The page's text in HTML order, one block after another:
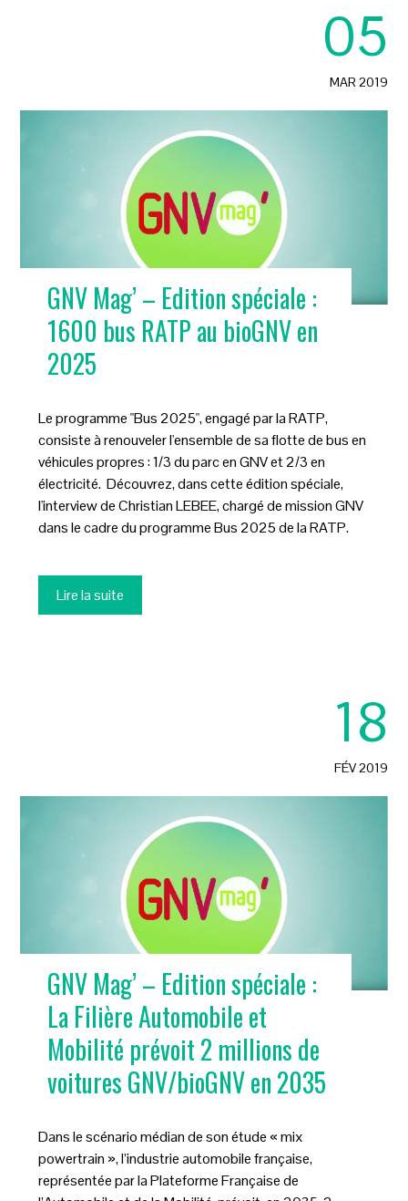
05
MAR 2019
GNV Mag’ – Edition spéciale :
1600 bus RATP au bioGNV en
2025
Le programme "Bus 2025", engagé par la RATP,
consiste à renouveler l'ensemble de sa flotte de bus en
véhicules propres : 1/3 du parc en GNV et 2/3 en
électricité. Découvrez, dans cette édition spéciale,
l'interview de Christian LEBEE, chargé de mission GNV
dans le cadre du programme Bus 2025 de la RATP.
Lire la suite
18
FÉV 2019
GNV Mag’ – Edition spéciale :
La Filière Automobile et
Mobilité prévoit 2 millions de
voitures GNV/bioGNV en 2035
Dans le scénario médian de son étude « mix
powertrain », l’industrie automobile française,
représentée par la Plateforme Française de